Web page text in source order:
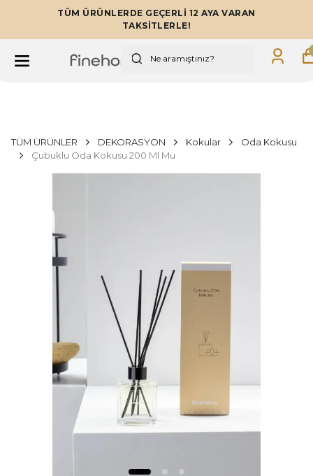
TÜM ÜRÜNLERDE GEÇERLİ 12 AYA VARAN
TAKSİTLERLE!
TÜM ÜRÜNLER DEKORASYON Kokular
Oda Kokusu
Çubuklu Oda Kokusu 200 Ml Mu